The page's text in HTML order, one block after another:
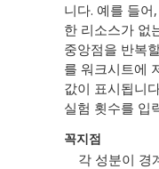
니다. 예를 들
한 리소스가 없
중앙점을 반복
를 워크시트에
값이 표시됩니
실험 횟수를 입
꼭지점
각 성분이 경